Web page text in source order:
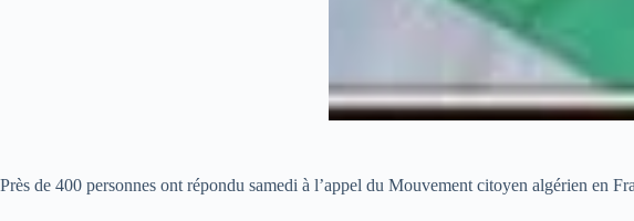
Près de 400 personnes ont répondu samedi à l’appel du Mouvement citoyen algérien en